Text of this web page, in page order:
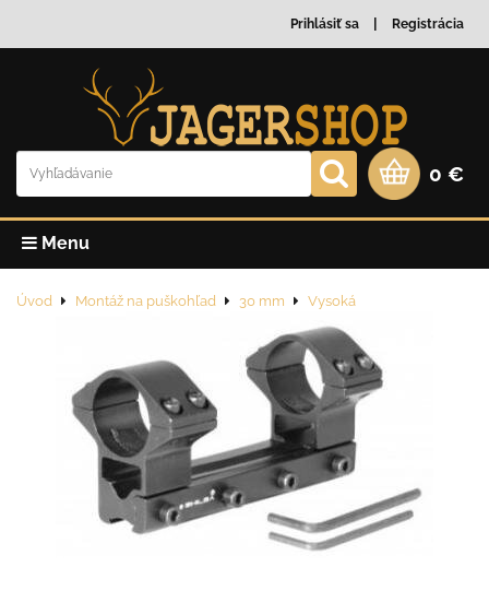
Prihlásiť sa Registrácia
0 €
Menu
Úvod Montáž na puškohľad 30 mm Vysoká